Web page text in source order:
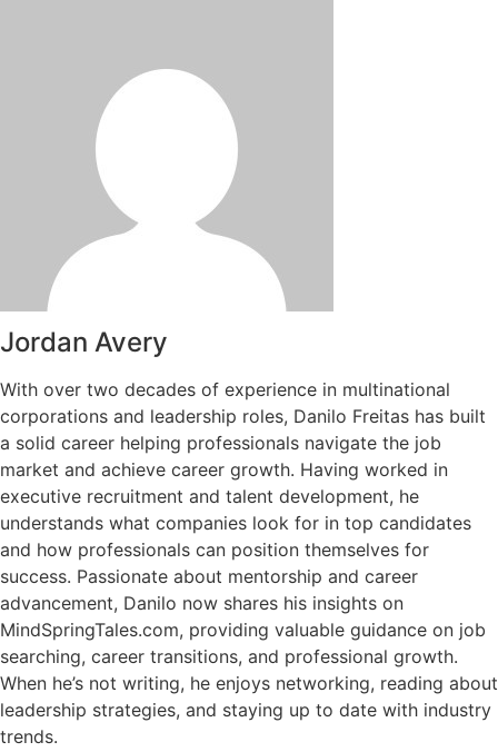
Jordan Avery
With over two decades of experience in multinational
corporations and leadership roles, Danilo Freitas has built
a solid career helping professionals navigate the job
market and achieve career growth. Having worked in
executive recruitment and talent development, he
understands what companies look for in top candidates
and how professionals can position themselves for
success. Passionate about mentorship and career
advancement, Danilo now shares his insights on
MindSpringTales.com, providing valuable guidance on job
searching, career transitions, and professional growth.
When he’s not writing, he enjoys networking, reading about
leadership strategies, and staying up to date with industry
trends.